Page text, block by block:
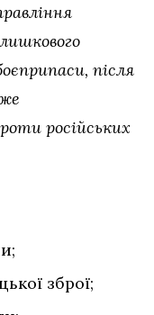
після
російських
зброї;